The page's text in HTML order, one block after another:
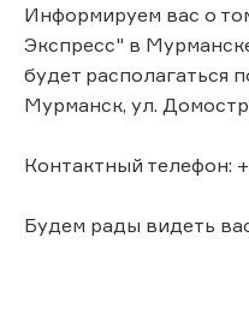
Информируем вас о
Экспресс" в
будет располагаться
Мурманск, ул.
Контактный телефон:
Будем рады видеть